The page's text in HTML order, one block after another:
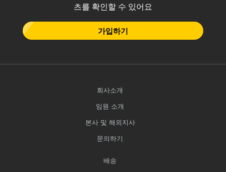
츠를 확인할 수 있어요
가입하기
회사소개
임원 소개
본사 및 해외지사
문의하기
배송